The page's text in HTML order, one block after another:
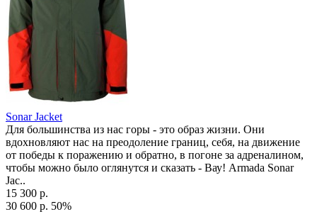
Sonar Jacket
Для большинства из нас горы - это образ жизни. Они
вдохновляют нас на преодоление границ, себя, на движение
от победы к поражению и обратно, в погоне за адреналином,
чтобы можно было оглянутся и сказать - Вау! Armada Sonar
Jac..
15 300 р.
30 600 р. 50%